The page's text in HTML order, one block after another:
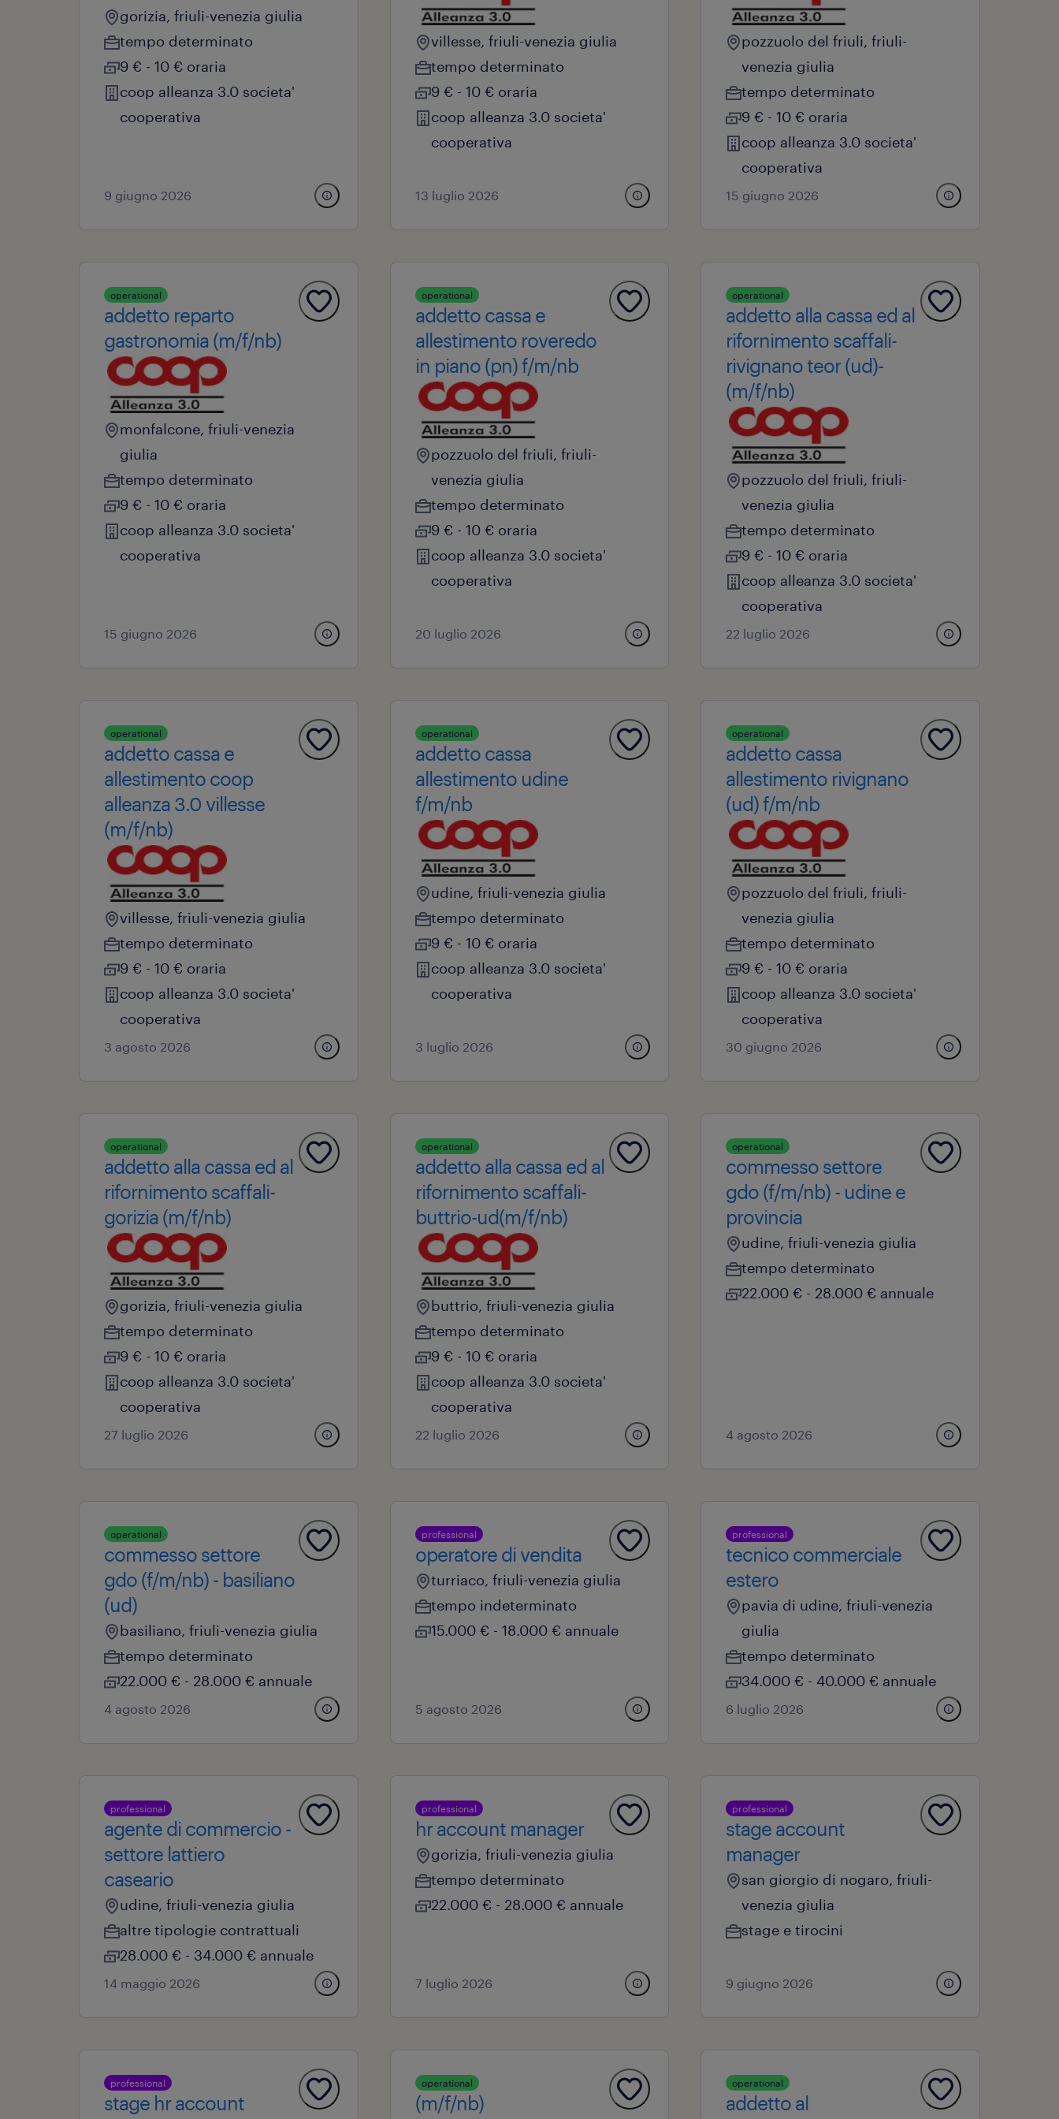
gorizia, friuli-venezia giulia
tempo determinato
9 € - 10 € oraria
coop alleanza 3.0 societa'
cooperativa
9 giugno 2026
villesse, friuli-venezia giulia
tempo determinato
9 € - 10 € oraria
coop alleanza 3.0 societa'
cooperativa
13 luglio 2026
pozzuolo del friuli, friuli-
venezia giulia
tempo determinato
9 € - 10 € oraria
coop alleanza 3.0 societa'
cooperativa
15 giugno 2026
operational
addetto reparto
gastronomia (m/f/nb)
monfalcone, friuli-venezia
giulia
tempo determinato
9 € - 10 € oraria
coop alleanza 3.0 societa'
cooperativa
15 giugno 2026
operational
addetto cassa e
allestimento roveredo
in piano (pn) f/m/nb
pozzuolo del friuli, friuli-
venezia giulia
tempo determinato
9 € - 10 € oraria
coop alleanza 3.0 societa'
cooperativa
20 luglio 2026
operational
addetto alla cassa ed al
rifornimento scaffali-
rivignano teor (ud)-
(m/f/nb)
pozzuolo del friuli, friuli-
venezia giulia
tempo determinato
9 € - 10 € oraria
coop alleanza 3.0 societa'
cooperativa
22 luglio 2026
operational
addetto cassa e
allestimento coop
alleanza 3.0 villesse
(m/f/nb)
villesse, friuli-venezia giulia
tempo determinato
9 € - 10 € oraria
coop alleanza 3.0 societa'
cooperativa
3 agosto 2026
operational
addetto cassa
allestimento udine
f/m/nb
udine, friuli-venezia giulia
tempo determinato
9 € - 10 € oraria
coop alleanza 3.0 societa'
cooperativa
3 luglio 2026
operational
addetto cassa
allestimento rivignano
(ud) f/m/nb
pozzuolo del friuli, friuli-
venezia giulia
tempo determinato
9 € - 10 € oraria
coop alleanza 3.0 societa'
cooperativa
30 giugno 2026
operational
addetto alla cassa ed al
rifornimento scaffali-
gorizia (m/f/nb)
gorizia, friuli-venezia giulia
tempo determinato
9 € - 10 € oraria
coop alleanza 3.0 societa'
cooperativa
27 luglio 2026
operational
addetto alla cassa ed al
rifornimento scaffali-
buttrio-ud(m/f/nb)
buttrio, friuli-venezia giulia
tempo determinato
9 € - 10 € oraria
coop alleanza 3.0 societa'
cooperativa
22 luglio 2026
operational
commesso settore
gdo (f/m/nb) - udine e
provincia
udine, friuli-venezia giulia
tempo determinato
22.000 € - 28.000 € annuale
4 agosto 2026
operational
commesso settore
gdo (f/m/nb) - basiliano
(ud)
basiliano, friuli-venezia giulia
tempo determinato
22.000 € - 28.000 € annuale
4 agosto 2026
professional
operatore di vendita
turriaco, friuli-venezia giulia
tempo indeterminato
15.000 € - 18.000 € annuale
5 agosto 2026
professional
tecnico commerciale
estero
pavia di udine, friuli-venezia
giulia
tempo determinato
34.000 € - 40.000 € annuale
6 luglio 2026
professional
agente di commercio -
settore lattiero
caseario
udine, friuli-venezia giulia
altre tipologie contrattuali
28.000 € - 34.000 € annuale
14 maggio 2026
professional
hr account manager
gorizia, friuli-venezia giulia
tempo determinato
22.000 € - 28.000 € annuale
7 luglio 2026
professional
stage account
manager
san giorgio di nogaro, friuli-
venezia giulia
stage e tirocini
9 giugno 2026
professional
stage hr account
operational
(m/f/nb)
operational
addetto al